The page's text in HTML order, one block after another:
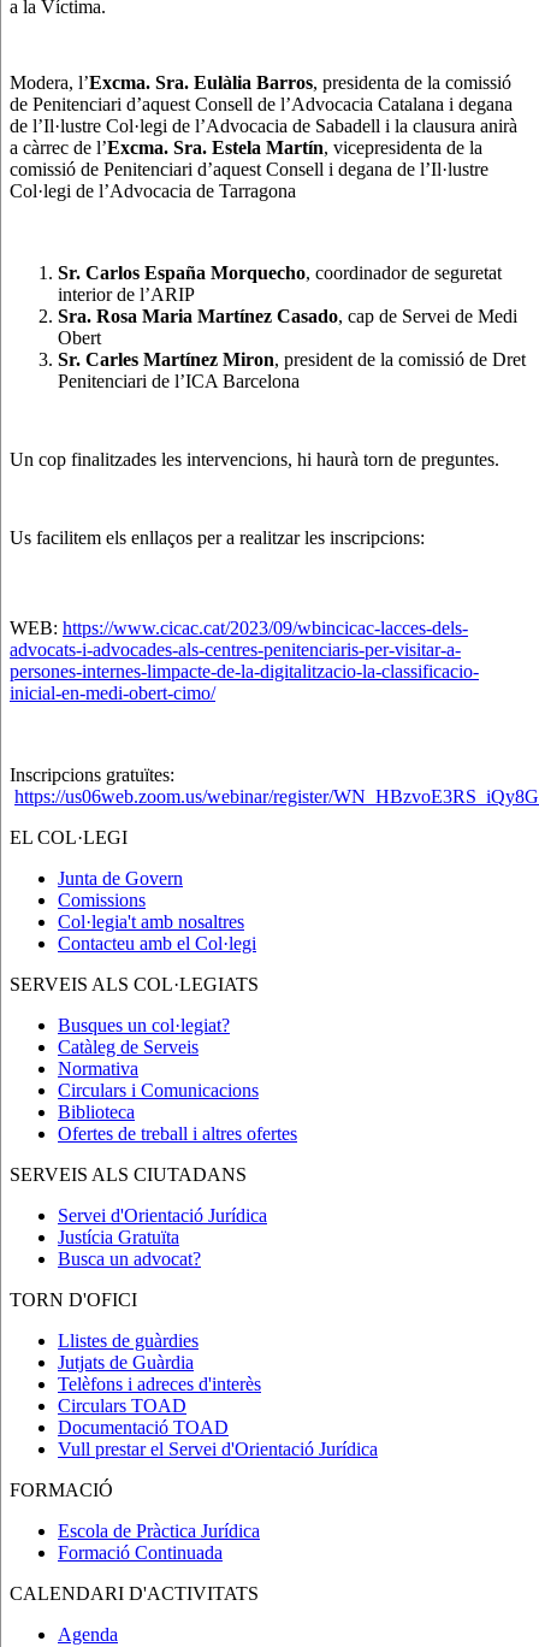
a la Víctima.
Modera, l’Excma. Sra. Eulàlia Barros, presidenta de la comissió
de Penitenciari d’aquest Consell de l’Advocacia Catalana i degana
de l’Il·lustre Col·legi de l’Advocacia de Sabadell i la clausura anirà
a càrrec de l’Excma. Sra. Estela Martín, vicepresidenta de la
comissió de Penitenciari d’aquest Consell i degana de l’Il·lustre
Col·legi de l’Advocacia de Tarragona
Sr. Carlos España Morquecho, coordinador de seguretat
interior de l’ARIP
Sra. Rosa Maria Martínez Casado, cap de Servei de Medi
Obert
Sr. Carles Martínez Miron, president de la comissió de Dret
Penitenciari de l’ICA Barcelona
Un cop finalitzades les intervencions, hi haurà torn de preguntes.
Us facilitem els enllaços per a realitzar les inscripcions:
WEB: https://www.cicac.cat/2023/09/wbincicac-lacces-dels-
advocats-i-advocades-als-centres-penitenciaris-per-visitar-a-
persones-internes-limpacte-de-la-digitalitzacio-la-classificacio-
inicial-en-medi-obert-cimo/
Inscripcions gratuïtes:
https://us06web.zoom.us/webinar/register/
EL COL·LEGI
Junta de Govern
Comissions
Col·legia't amb nosaltres
Contacteu amb el Col·legi
SERVEIS ALS COL·LEGIATS
Busques un col·legiat?
Catàleg de Serveis
Normativa
Circulars i Comunicacions
Biblioteca
Ofertes de treball i altres ofertes
SERVEIS ALS CIUTADANS
Servei d'Orientació Jurídica
Justícia Gratuïta
Busca un advocat?
TORN D'OFICI
Llistes de guàrdies
Jutjats de Guàrdia
Telèfons i adreces d'interès
Circulars TOAD
Documentació TOAD
Vull prestar el Servei d'Orientació Jurídica
FORMACIÓ
Escola de Pràctica Jurídica
Formació Continuada
CALENDARI D'ACTIVITATS
Agenda